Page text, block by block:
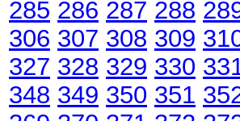
285 286 287 288
306 307 308 309
327 328 329 330
348 349 350 351